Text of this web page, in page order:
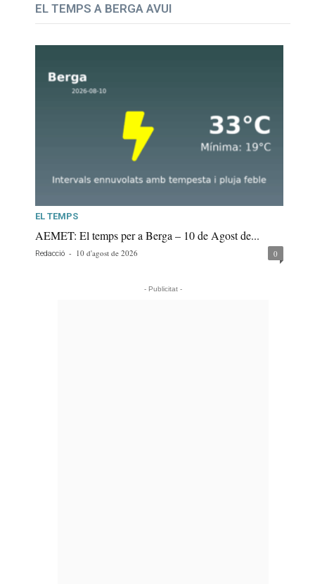
EL TEMPS A BERGA AVUI
EL TEMPS
AEMET: El temps per a Berga – 10 de Agost de...
Redacció - 10 d'agost de 2026 0
- Publicitat -